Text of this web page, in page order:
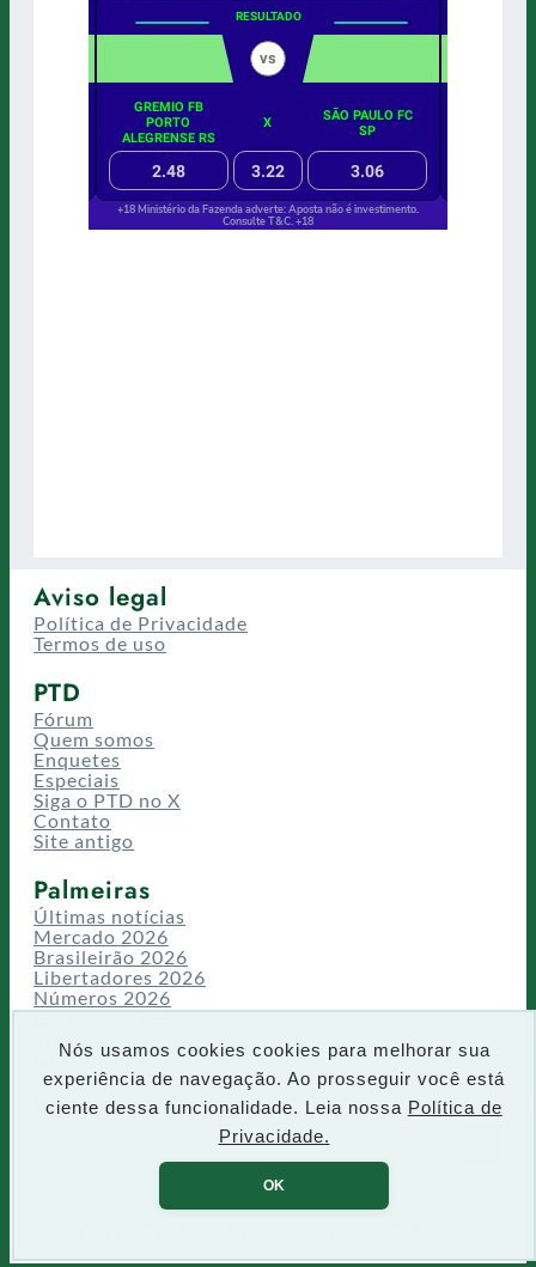
Nós usamos cookies cookies para melhorar sua
experiência de navegação. Ao prosseguir você está
ciente dessa funcionalidade. Leia nossa Política de
Privacidade.
OK
Aviso legal
Política de Privacidade
Termos de uso
PTD
Fórum
Quem somos
Enquetes
Especiais
Siga o PTD no X
Contato
Site antigo
Palmeiras
Últimas notícias
Mercado 2026
Brasileirão 2026
Libertadores 2026
Números 2026
Campeonatos
Temporadas
CT/Centro de Excelência
Busca
P
e
q
u
s